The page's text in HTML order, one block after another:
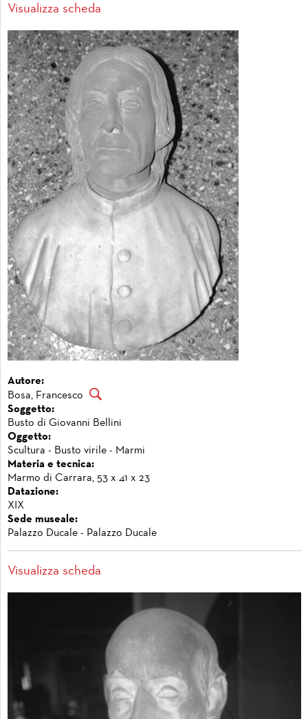
Visualizza scheda
Autore:
Bosa, Francesco
Soggetto:
Busto di Giovanni Bellini
Oggetto:
Scultura - Busto virile - Marmi
Materia e tecnica:
Marmo di Carrara, 53 x 41 x 23
Datazione:
XIX
Sede museale:
Palazzo Ducale - Palazzo Ducale
Visualizza scheda